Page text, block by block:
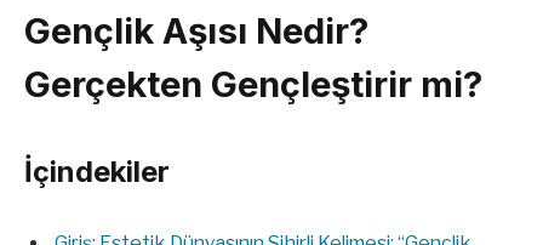
Gençlik Aşısı Nedir?
Gerçekten Gençleştirir mi?
İçindekiler